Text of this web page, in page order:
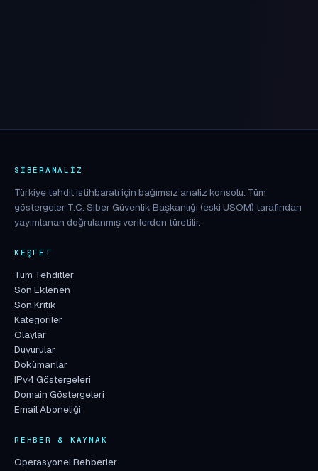
SIBERANALIZ
Türkiye tehdit istihbaratı için bağımsız analiz konsolu. Tüm
göstergeler T.C. Siber Güvenlik Başkanlığı (eski USOM) tarafından
yayımlanan doğrulanmış verilerden türetilir.
KEŞFET
Tüm Tehditler
Son Eklenen
Son Kritik
Kategoriler
Olaylar
Duyurular
Dokümanlar
IPv4 Göstergeleri
Domain Göstergeleri
Email Aboneliği
REHBER & KAYNAK
Operasyonel Rehberler